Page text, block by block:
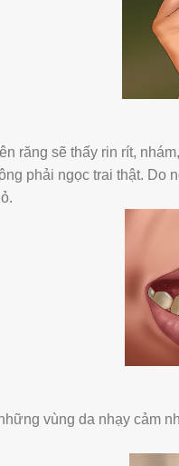
răng sẽ thấy rin rít,
phải ngọc trai thật.
vùng da nhạy cảm